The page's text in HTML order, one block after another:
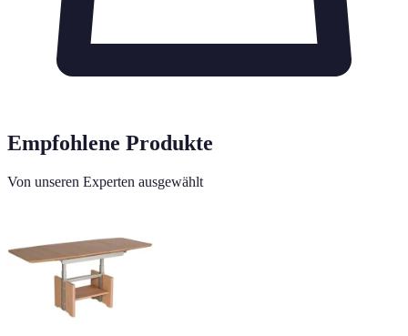
Empfohlene Produkte
Von unseren Experten ausgewählt